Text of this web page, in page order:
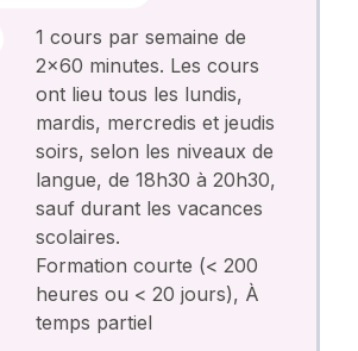
1 cours par semaine de
2x60 minutes. Les cours
ont lieu tous les lundis,
mardis, mercredis et jeudis
soirs, selon les niveaux de
langue, de 18h30 à 20h30,
sauf durant les vacances
scolaires.
Formation courte (< 200
heures ou < 20 jours), À
temps partiel